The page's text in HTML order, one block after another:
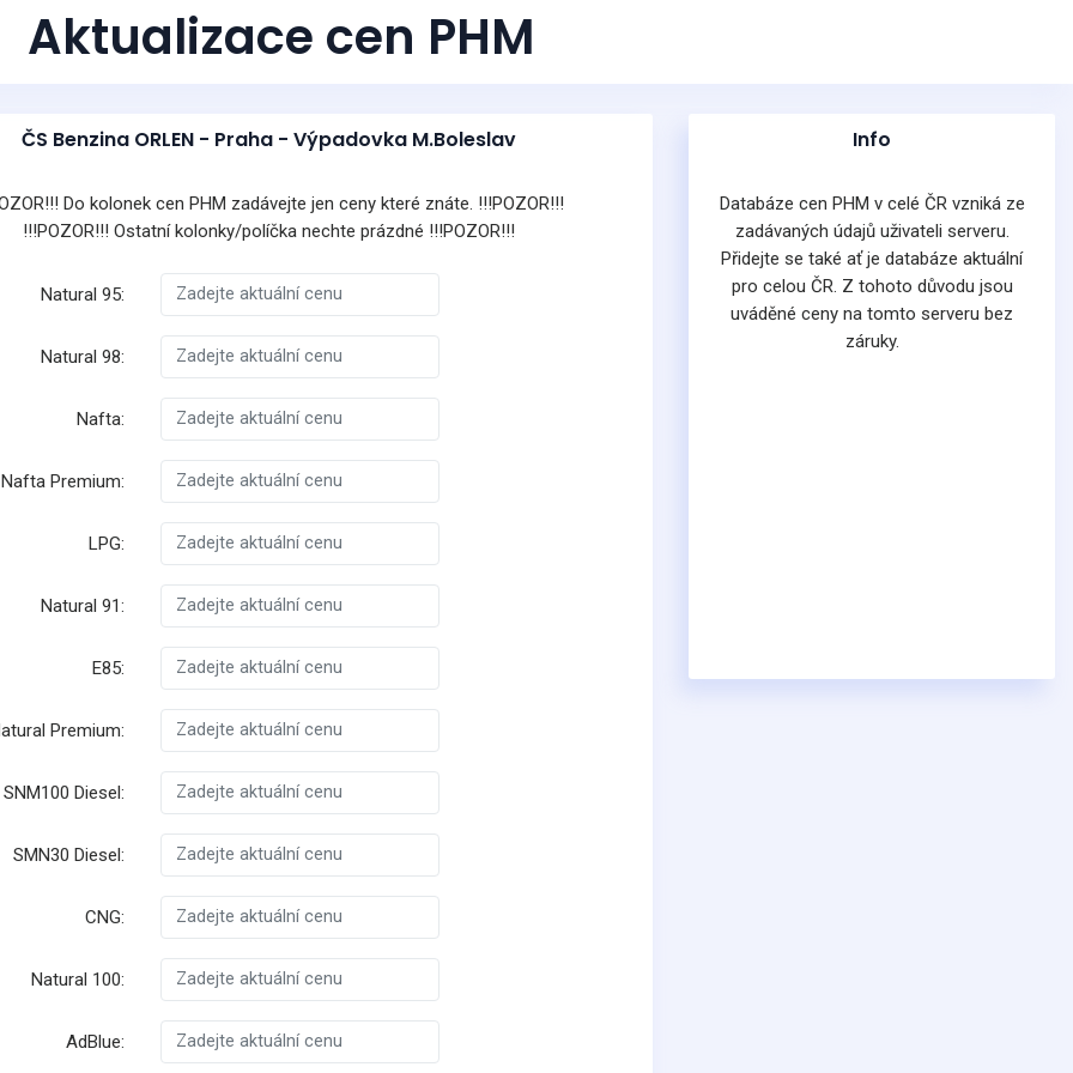
Aktualizace cen PHM
ČS Benzina ORLEN - Praha - Výpadovka M.Boleslav
Do kolonek cen PHM zadávejte jen ceny které znáte. !!!POZOR!!!
!!!POZOR!!! Ostatní kolonky/políčka nechte prázdné !!!POZOR!!!
Natural 95:
Natural 98:
Nafta:
Nafta Premium:
LPG:
Natural 91:
E85:
Premium:
SNM100 Diesel:
SMN30 Diesel:
CNG:
Natural 100:
AdBlue:
Info
Databáze cen PHM v celé ČR vzniká ze
zadávaných údajů uživateli serveru.
Přidejte se také ať je databáze aktuální
pro celou ČR. Z tohoto důvodu jsou
uváděné ceny na tomto serveru bez
záruky.